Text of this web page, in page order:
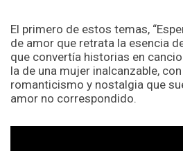
El primero de estos temas,
de amor que retrata la esencia
que convertía historias en
la de una mujer inalcanzable,
romanticismo y nostalgia que
amor no correspondido.